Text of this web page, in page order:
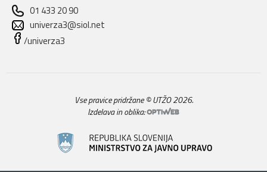
01 433 20 90
univerza3@siol.net
/univerza3
Vse pravice pridržane © UTŽO 2026.
Izdelava in oblika: